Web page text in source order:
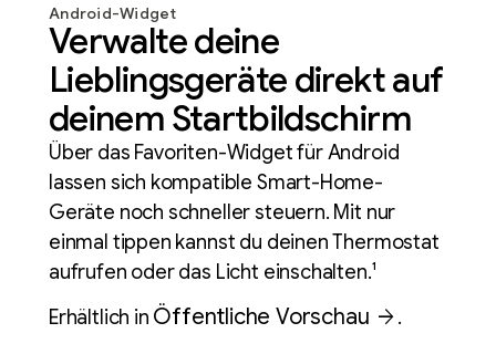
Android-Widget
Verwalte deine
Lieblingsgeräte direkt auf
deinem Startbildschirm
Über das Favoriten-Widget für Android
lassen sich kompatible Smart-Home-
Geräte noch schneller steuern. Mit nur
einmal tippen kannst du deinen Thermostat
aufrufen oder das Licht einschalten.¹
Erhältlich in Öffentliche Vorschau arrow_forward.